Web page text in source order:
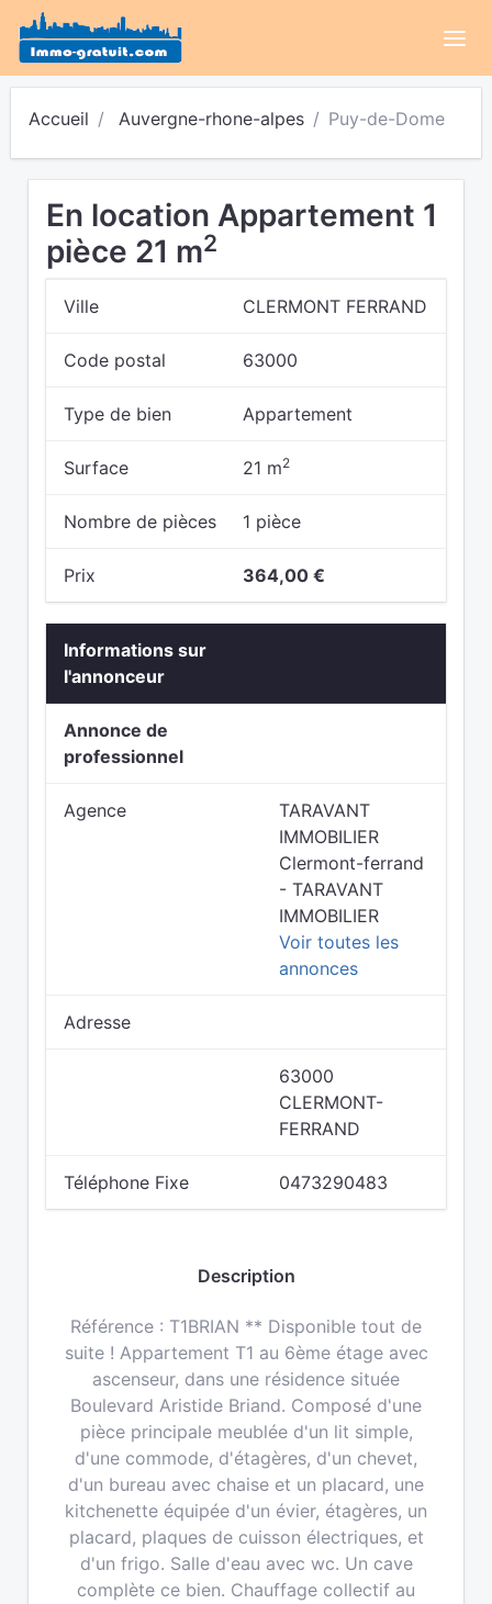
Accueil Auvergne-rhone-alpes Puy-de-Dome
En location Appartement 1
pièce 21 m2
Ville CLERMONT FERRAND
Code postal 63000
Type de bien Appartement
Surface 21 m2
Nombre de pièces 1 pièce
Prix 364,00 €
Informations sur
l'annonceur
Annonce de
professionnel
Agence
TARAVANT
IMMOBILIER
Clermont-ferrand
- TARAVANT
IMMOBILIER
Voir toutes les
annonces
Adresse
63000
CLERMONT-
FERRAND
Téléphone Fixe 0473290483
Description
Référence : T1BRIAN ** Disponible tout de
suite ! Appartement T1 au 6ème étage avec
ascenseur, dans une résidence située
Boulevard Aristide Briand. Composé d'une
pièce principale meublée d'un lit simple,
d'une commode, d'étagères, d'un chevet,
d'un bureau avec chaise et un placard, une
kitchenette équipée d'un évier, étagères, un
placard, plaques de cuisson électriques, et
d'un frigo. Salle d'eau avec wc. Un cave
complète ce bien. Chauffage collectif au